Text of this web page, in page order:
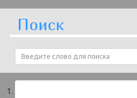
Поиск